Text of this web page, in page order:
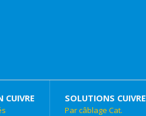
CUIVRE SOLUTIONS CUIVRE
Par câblage Cat.